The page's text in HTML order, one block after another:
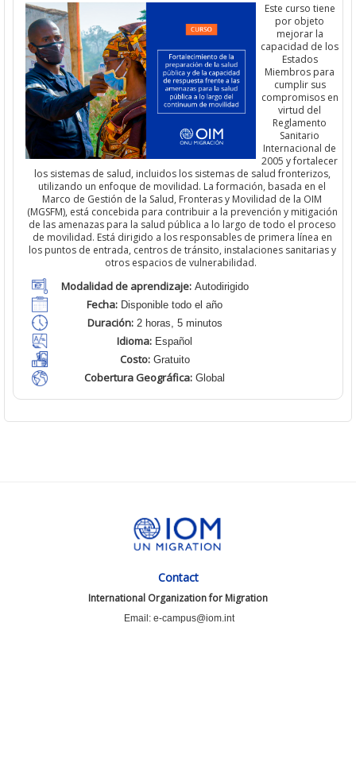
Este curso tiene
por objeto
mejorar la
capacidad de los
Estados
Miembros para
cumplir sus
compromisos en
virtud del
Reglamento
Sanitario
Internacional de
2005 y fortalecer
los sistemas de salud, incluidos los sistemas de salud fronterizos,
utilizando un enfoque de movilidad. La formación, basada en el
Marco de Gestión de la Salud, Fronteras y Movilidad de la OIM
(MGSFM), está concebida para contribuir a la prevención y mitigación
de las amenazas para la salud pública a lo largo de todo el proceso
de movilidad. Está dirigido a los responsables de primera línea en
los puntos de entrada, centros de tránsito, instalaciones sanitarias y
otros espacios de vulnerabilidad.
Modalidad de aprendizaje:Autodirigido
Fecha: Disponible todo el año
Duración:2 horas, 5 minutos
Idioma: Español
Costo:Gratuito
Cobertura Geográfica: Global
Contact
International Organization for Migration
Email: e-campus@iom.int